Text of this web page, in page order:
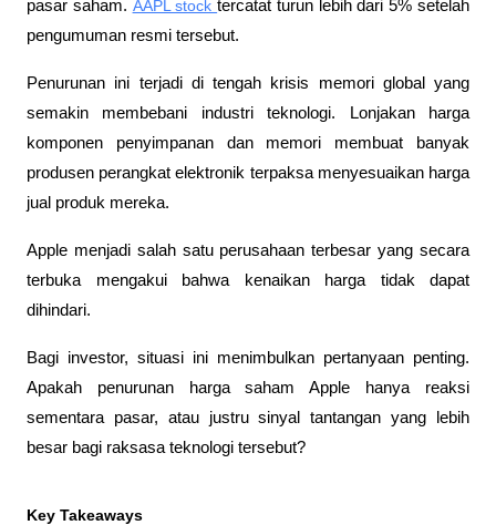
pasar saham. AAPL stock tercatat turun lebih dari 5% setelah
pengumuman resmi tersebut.
Penurunan ini terjadi di tengah krisis memori global yang
semakin membebani industri teknologi. Lonjakan harga
komponen penyimpanan dan memori membuat banyak
produsen perangkat elektronik terpaksa menyesuaikan harga
jual produk mereka.
Apple menjadi salah satu perusahaan terbesar yang secara
terbuka mengakui bahwa kenaikan harga tidak dapat
dihindari.
Bagi investor, situasi ini menimbulkan pertanyaan penting.
Apakah penurunan harga saham Apple hanya reaksi
sementara pasar, atau justru sinyal tantangan yang lebih
besar bagi raksasa teknologi tersebut?
Key Takeaways